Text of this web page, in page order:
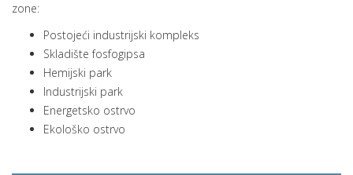
zone:
Postojeći industrijski kompleks
Skladište fosfogipsa
Hemijski park
Industrijski park
Energetsko ostrvo
Ekološko ostrvo